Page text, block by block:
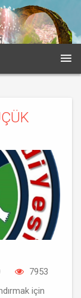
7953
için